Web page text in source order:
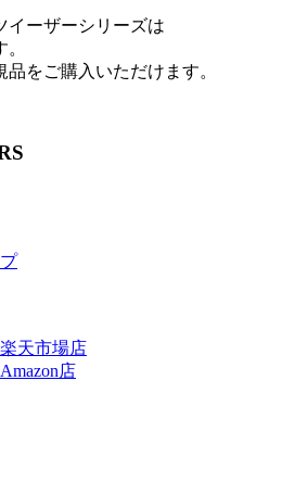
イーザーシリーズは
をご購入いただけます。
天市場店
店